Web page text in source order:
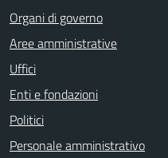
Organi di governo
Aree amministrative
Uffici
Enti e fondazioni
Politici
Personale amministrativo